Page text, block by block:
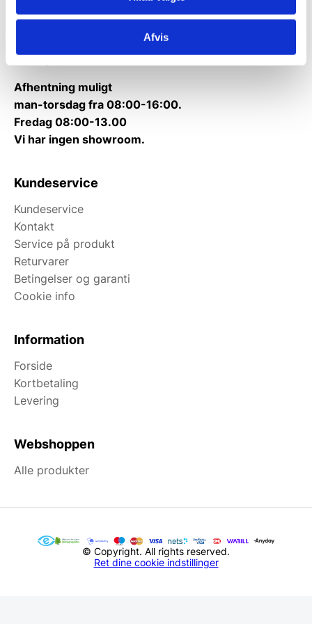
Afvis
Kontakt@wallshop.dk
Mandag til torsdag: 10:00 – 14:00.
Fredag: Telefonlukket.
Afhentning muligt
man-torsdag fra 08:00-16:00.
Fredag 08:00-13.00
Vi har ingen showroom.
Kundeservice
Kundeservice
Kontakt
Service på produkt
Returvarer
Betingelser og garanti
Cookie info
Information
Forside
Kortbetaling
Levering
Webshoppen
Alle produkter
© Copyright. All rights reserved.
Ret dine cookie indstillinger